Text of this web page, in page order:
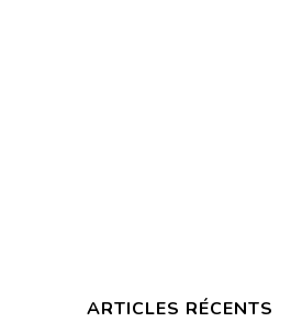
ARTICLES RÉCENTS